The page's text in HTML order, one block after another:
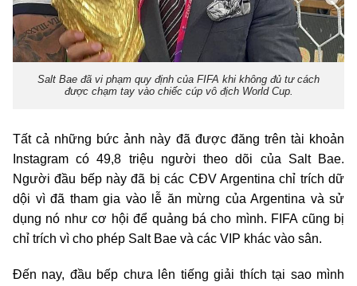
Salt Bae đã vi phạm quy định của FIFA khi không đủ tư cách
được chạm tay vào chiếc cúp vô địch World Cup.
Tất cả những bức ảnh này đã được đăng trên tài khoản
Instagram có 49,8 triệu người theo dõi của Salt Bae.
Người đầu bếp này đã bị các CĐV Argentina chỉ trích dữ
dội vì đã tham gia vào lễ ăn mừng của Argentina và sử
dụng nó như cơ hội để quảng bá cho mình. FIFA cũng bị
chỉ trích vì cho phép Salt Bae và các VIP khác vào sân.
Đến nay, đầu bếp chưa lên tiếng giải thích tại sao mình